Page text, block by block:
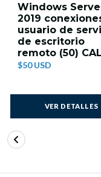
Windows
2019
usuario de
de escritorio
remoto (50) CAL
$50 USD
VER DETALLES